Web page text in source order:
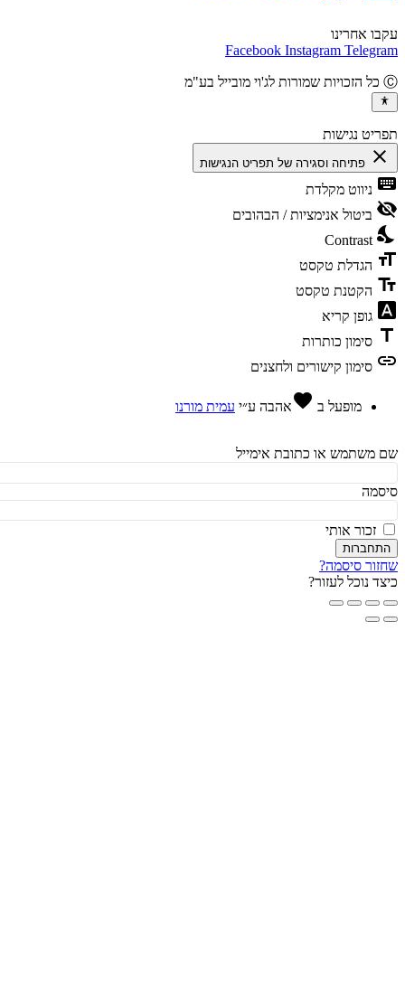
אחרינו
Facebook Instagram
נגישות
פתיחה וסגירה של תפריט הנגישות
ניווט מקלדת
ביטול אנימציות / הבהובים
Contrast
הגדלת טקסט
הקטנת טקסט
גופן קריא
סימון כותרות
סימון קישורים ולחצנים
מופעל בfavorite אהבהע״י עמית מורנו
או כתובת אימייל
זכור אותי
סיסמה?
נוכל לעזור?